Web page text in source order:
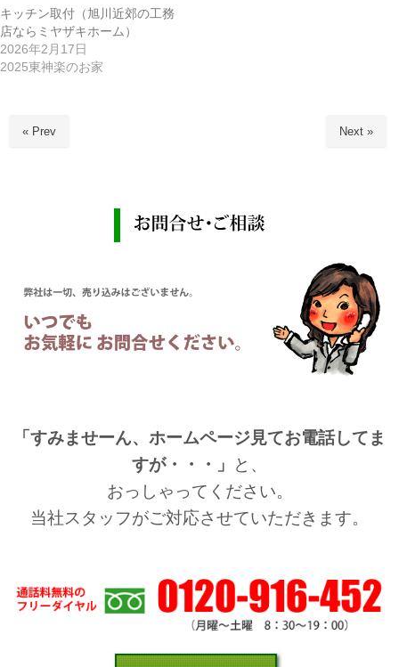
キッチン取付（旭川近郊の工務
店ならミヤザキホーム）
2026年2月17日
2025東神楽のお家
« Prev Next »
「すみませーん、ホームページ見てお電話してま
すが・・・」
と、
おっしゃってください。
当社スタッフがご対応させていただきます。